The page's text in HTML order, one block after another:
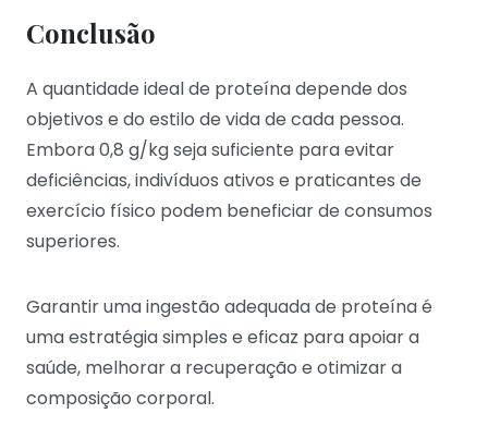
Conclusão
A quantidade ideal de proteína depende dos
objetivos e do estilo de vida de cada pessoa.
Embora 0,8 g/kg seja suficiente para evitar
deficiências, indivíduos ativos e praticantes de
exercício físico podem beneficiar de consumos
superiores.
Garantir uma ingestão adequada de proteína é
uma estratégia simples e eficaz para apoiar a
saúde, melhorar a recuperação e otimizar a
composição corporal.